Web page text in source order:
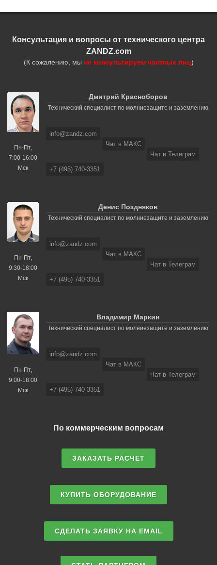
Консультация и вопросы от технического центра
ZANDZ.com
(К сожалению, мы не консультируем частных лиц)
Пн-Пт,
7:00-16:00
Мск
Дмитрий Красноборов
Технический специалист по молниезащите и заземлению
info@zandz.com
Чат в МАКС
Чат в Телеграм
+7 (495) 740-3351
Пн-Пт,
9:30-18:00
Мск
Денис Поздняков
Технический специалист по молниезащите и заземлению
info@zandz.com
Чат в МАКС
Чат в Телеграм
+7 (495) 740-3351
Пн-Пт,
9:00-18:00
Мск
Владимир Маркин
Технический специалист по молниезащите и заземлению
info@zandz.com
Чат в МАКС
Чат в Телеграм
+7 (495) 740-3351
По коммерческим вопросам
ЗАКАЗАТЬ РАСЧЕТ
КУПИТЬ ОБОРУДОВАНИЕ
СДЕЛАТЬ ЗАЯВКУ НА EMAIL